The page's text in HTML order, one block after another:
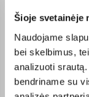
Šioje svetainėje
Naudojame
bei skelbimus,
analizuoti
bendriname su
Olev S.
Kokybiškas.
Vahur T.